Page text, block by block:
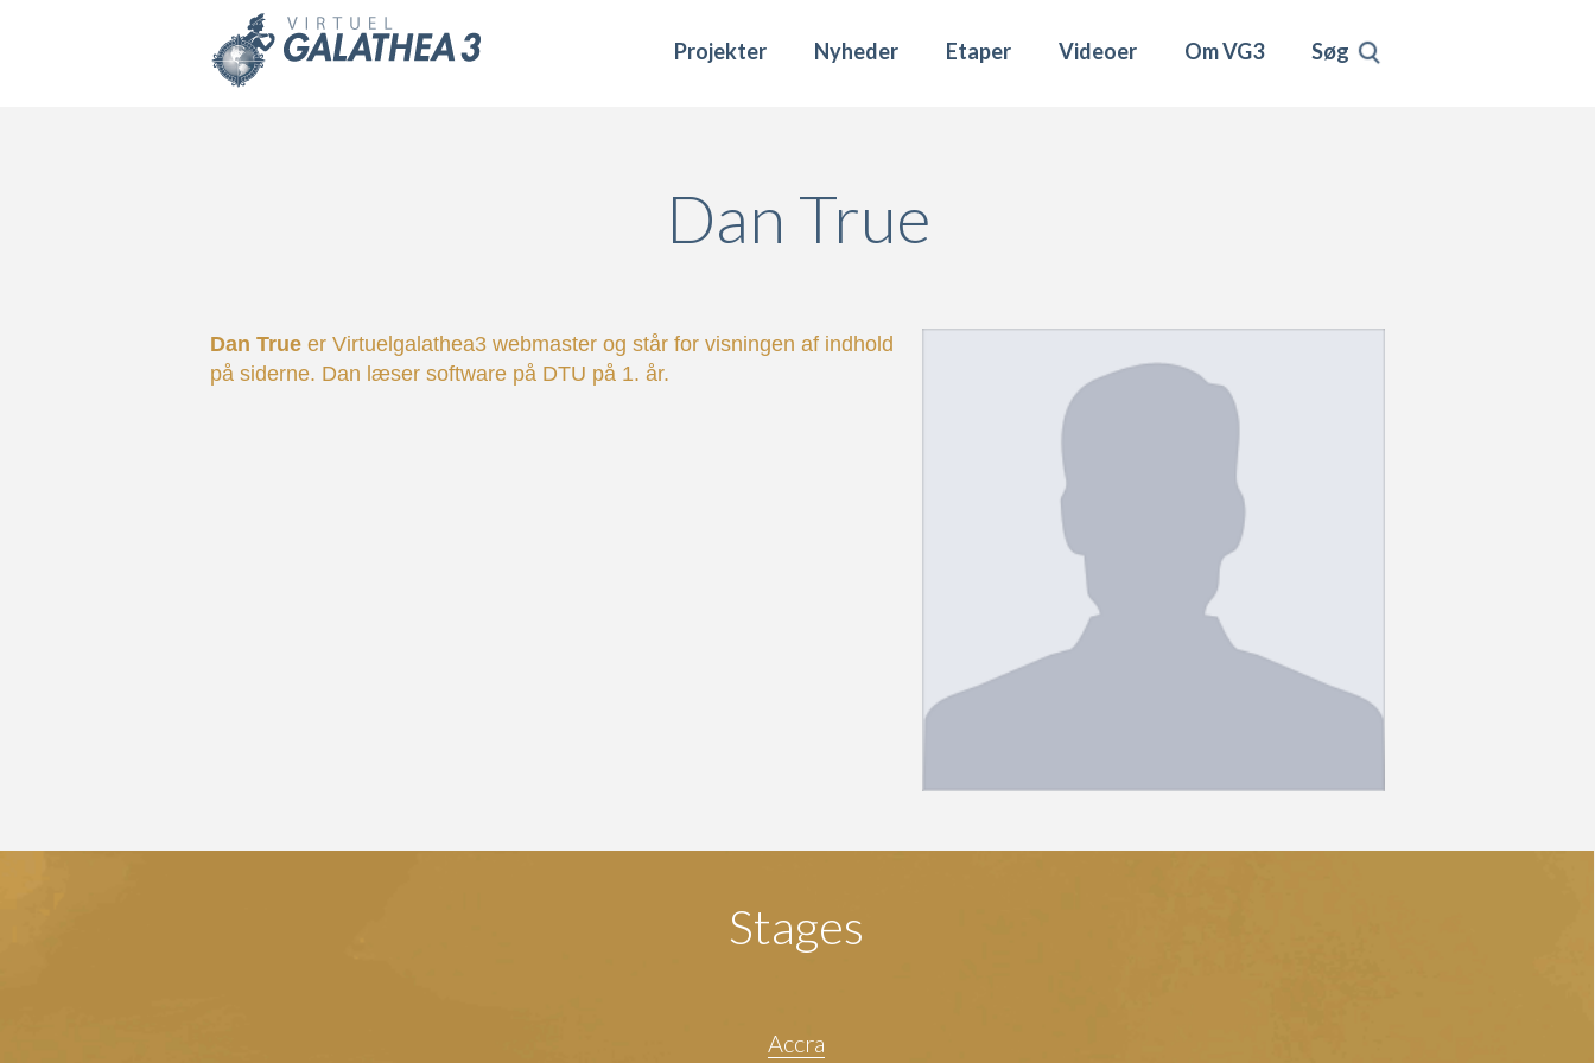
Projekter Nyheder Etaper Videoer Om VG3 Søg
Dan True
Dan True er Virtuelgalathea3 webmaster og står for visningen af indhold
på siderne. Dan læser software på DTU på 1. år.
Stages
Accra